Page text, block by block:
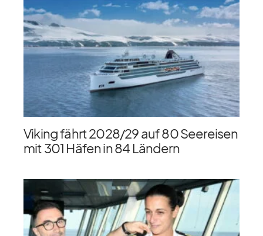
Viking fährt 2028/​29 auf 80 Seereisen
mit 301 Häfen in 84 Ländern